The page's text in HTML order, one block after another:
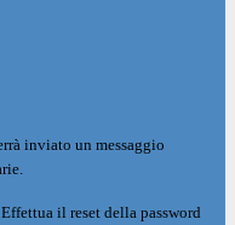
inviato un messaggio
il reset della password